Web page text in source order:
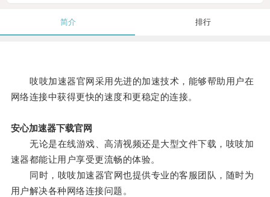
简介 排行
吱吱加速器官网采用先进的加速技术，能够帮助用户在
网络连接中获得更快的速度和更稳定的连接。
安心加速器下载官网
无论是在线游戏、高清视频还是大型文件下载，吱吱加
速器都能让用户享受更流畅的体验。
同时，吱吱加速器官网也提供专业的客服团队，随时为
用户解决各种网络连接问题。